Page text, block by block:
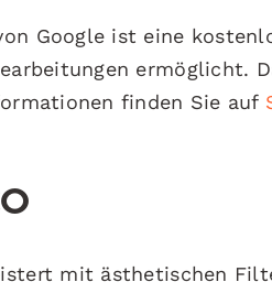
Google ist eine
ermöglicht.
finden Sie auf
mit ästhetischen